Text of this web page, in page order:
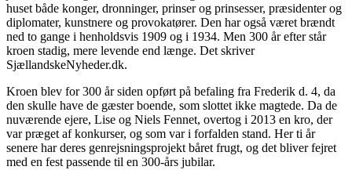
huset både konger, dronninger, prinser og prinsesser, præsidenter og
diplomater, kunstnere og provokatører. Den har også været brændt
ned to gange i henholdsvis 1909 og i 1934. Men 300 år efter står
kroen stadig, mere levende end længe. Det skriver
SjællandskeNyheder.dk.
Kroen blev for 300 år siden opført på befaling fra Frederik d. 4, da
den skulle have de gæster boende, som slottet ikke magtede. Da de
nuværende ejere, Lise og Niels Fennet, overtog i 2013 en kro, der
var præget af konkurser, og som var i forfalden stand. Her ti år
senere har deres genrejsningsprojekt båret frugt, og det bliver fejret
med en fest passende til en 300-års jubilar.